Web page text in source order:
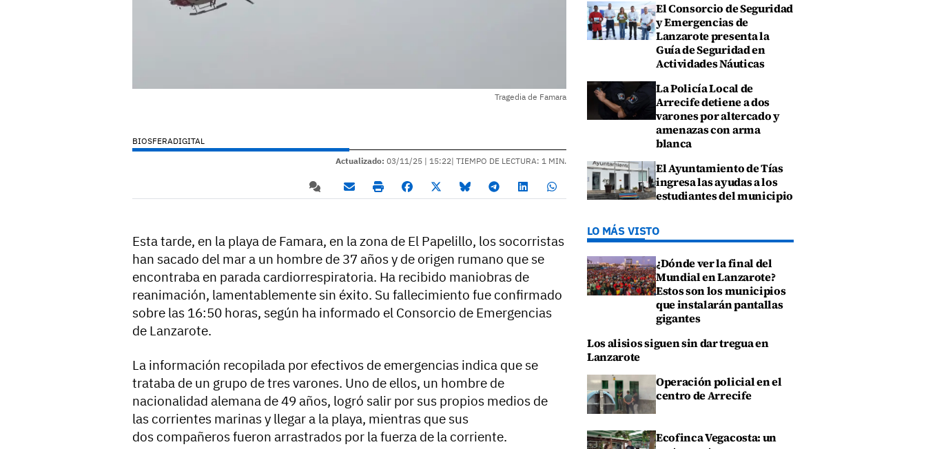
Tragedia de Famara
BIOSFERADIGITAL
Actualizado: 03/11/25 | 15:22| TIEMPO DE LECTURA: 1 MIN.
Esta tarde, en la playa de Famara, en la zona de El Papelillo, los socorristas
han sacado del mar a un hombre de 37 años y de origen rumano que se
encontraba en parada cardiorrespiratoria. Ha recibido maniobras de
reanimación, lamentablemente sin éxito. Su fallecimiento fue confirmado
sobre las 16:50 horas, según ha informado el Consorcio de Emergencias
de Lanzarote.
La información recopilada por efectivos de emergencias indica que se
trataba de un grupo de tres varones. Uno de ellos, un hombre de
nacionalidad alemana de 49 años, logró salir por sus propios medios de
las corrientes marinas y llegar a la playa, mientras que sus
dos compañeros fueron arrastrados por la fuerza de la corriente.
El Consorcio de Seguridad
y Emergencias de
Lanzarote presenta la
Guía de Seguridad en
Actividades Náuticas
La Policía Local de
Arrecife detiene a dos
varones por altercado y
amenazas con arma
blanca
El Ayuntamiento de Tías
ingresa las ayudas a los
estudiantes del municipio
LO MÁS VISTO
¿Dónde ver la final del
Mundial en Lanzarote?
Estos son los municipios
que instalarán pantallas
gigantes
Los alisios siguen sin dar tregua en
Lanzarote
Operación policial en el
centro de Arrecife
Ecofinca Vegacosta: un